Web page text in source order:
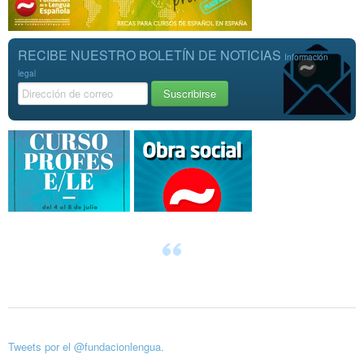
RECIBE NUESTRO BOLETÍN DE NOTICIAS Información
legal
Tweets por el @fundacionlengua.